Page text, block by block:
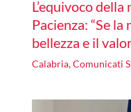
L’equivoco
Pacienza: “Se
bellezza e il
Calabria,Comunicati